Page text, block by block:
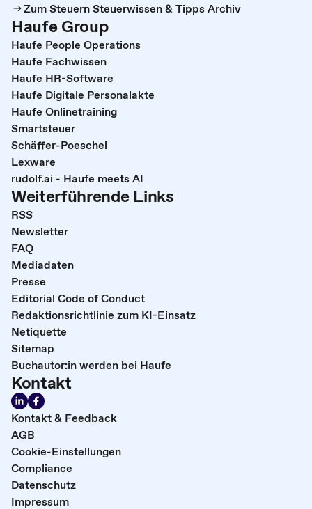
Zum Steuern Steuerwissen & Tipps Archiv
Haufe Group
Haufe People Operations
Haufe Fachwissen
Haufe HR-Software
Haufe Digitale Personalakte
Haufe Onlinetraining
Smartsteuer
Schäffer-Poeschel
Lexware
rudolf.ai - Haufe meets AI
Weiterführende Links
RSS
Newsletter
FAQ
Mediadaten
Presse
Editorial Code of Conduct
Redaktionsrichtlinie zum KI-Einsatz
Netiquette
Sitemap
Buchautor:in werden bei Haufe
Kontakt
Kontakt & Feedback
AGB
Cookie-Einstellungen
Compliance
Datenschutz
Impressum